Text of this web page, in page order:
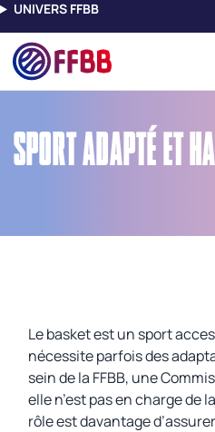
UNIVERS FFBB
Accueil Sport Adapté Et
SPORT ADAPTÉ ET
Le basket est un sport
nécessite parfois des
sein de la FFBB, une
elle n’est pas en charge de
rôle est davantage